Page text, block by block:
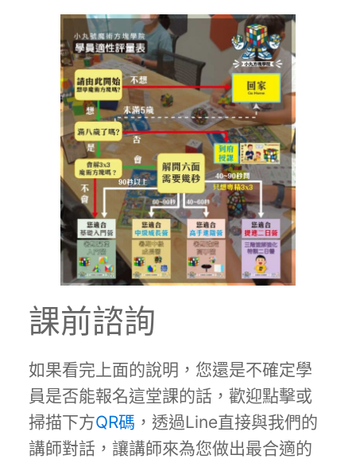
課前諮詢
如果看完上面的說明，您還是不確定學
員是否能報名這堂課的話，歡迎點擊或
掃描下方QR碼 ，透過Line直接與我們的
講師對話，讓講師來為您做出最合適的